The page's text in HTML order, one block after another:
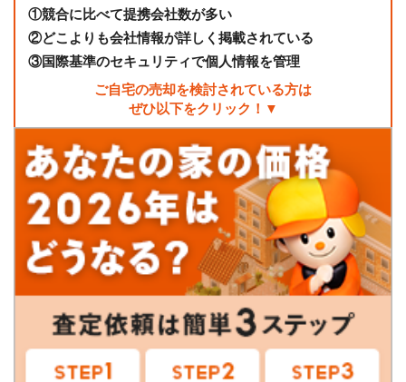
①競合に比べて提携会社数が多い
②どこよりも会社情報が詳しく掲載されている
③国際基準のセキュリティで個人情報を管理
ご自宅の売却を検討されている方は
ぜひ以下をクリック！▼